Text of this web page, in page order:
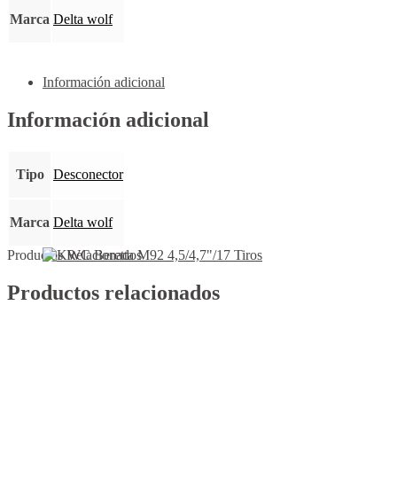
Marca Delta wolf
Información adicional
Información adicional
Tipo Desconector
Marca Delta wolf
Productos Relacionados
Productos relacionados